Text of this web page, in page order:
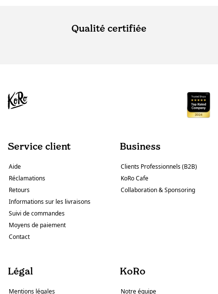
Qualité certifiée
Service client
Aide
Réclamations
Retours
Informations sur les livraisons
Suivi de commandes
Moyens de paiement
Contact
Business
Clients Professionnels (B2B)
KoRo Cafe
Collaboration & Sponsoring
Légal
Mentions légales
KoRo
Notre équipe